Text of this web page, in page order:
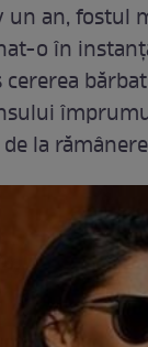
an, fostul
o în
la